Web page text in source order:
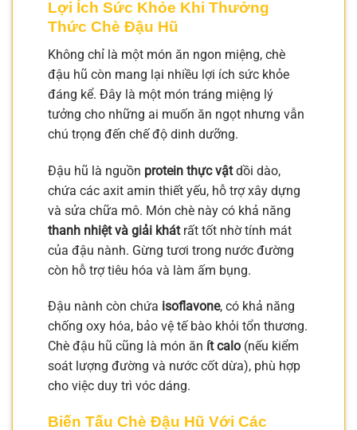
Lợi Ích Sức Khỏe Khi Thưởng
Thức Chè Đậu Hũ
Không chỉ là một món ăn ngon miệng, chè
đậu hũ còn mang lại nhiều lợi ích sức khỏe
đáng kể. Đây là một món tráng miệng lý
tưởng cho những ai muốn ăn ngọt nhưng vẫn
chú trọng đến chế độ dinh dưỡng.
Đậu hũ là nguồn protein thực vậtdồi dào,
chứa các axit amin thiết yếu, hỗ trợ xây dựng
và sửa chữa mô. Món chè này có khả năng
thanh nhiệt và giải khátrất tốt nhờ tính mát
của đậu nành. Gừng tươi trong nước đường
còn hỗ trợ tiêu hóa và làm ấm bụng.
Đậu nành còn chứa isoflavone, có khả năng
chống oxy hóa, bảo vệ tế bào khỏi tổn thương.
Chè đậu hũ cũng là món ăn ít calo (nếu kiểm
soát lượng đường và nước cốt dừa), phù hợp
cho việc duy trì vóc dáng.
Biến Tấu Chè Đậu Hũ Với Các